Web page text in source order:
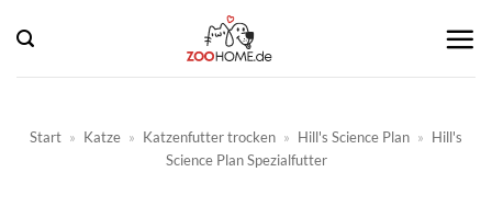
Inhalt
springen
Start » Katze » Katzenfutter trocken » Hill's Science Plan » Hill's
Science Plan Spezialfutter